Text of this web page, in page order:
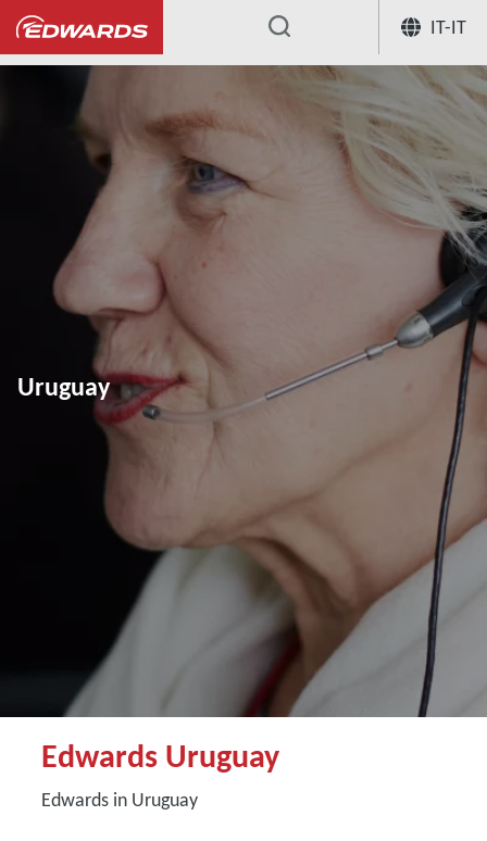
IT-IT
...
Uruguay
Edwards Uruguay
Edwards in Uruguay